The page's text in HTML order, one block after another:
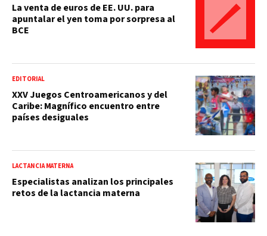
La venta de euros de EE. UU. para
apuntalar el yen toma por sorpresa al
BCE
EDITORIAL
XXV Juegos Centroamericanos y del
Caribe: Magnífico encuentro entre
países desiguales
LACTANCIA MATERNA
Especialistas analizan los principales
retos de la lactancia materna